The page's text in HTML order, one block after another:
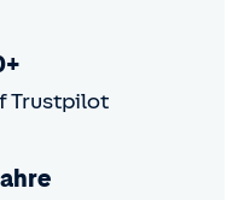
Trustpilot